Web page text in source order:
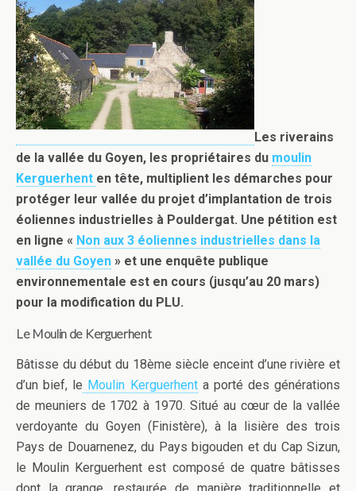
Les riverains
de la vallée du Goyen, les propriétaires du moulin
Kerguerhent en tête, multiplient les démarches pour
protéger leur vallée du projet d’implantation de trois
éoliennes industrielles à Pouldergat. Une pétition est
en ligne « Non aux 3 éoliennes industrielles dans la
vallée du Goyen » et une enquête publique
environnementale est en cours (jusqu’au 20 mars)
pour la modification du PLU.
Le Moulin de Kerguerhent
Bâtisse du début du 18ème siècle enceint d’une rivière et
d’un bief, le Moulin Kerguerhenta porté des générations
de meuniers de 1702 à 1970. Situé au cœur de la vallée
verdoyante du Goyen (Finistère), à la lisière des trois
Pays de Douarnenez, du Pays bigouden et du Cap Sizun,
le Moulin Kerguerhent est composé de quatre bâtisses